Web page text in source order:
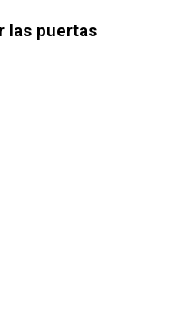
las puertas